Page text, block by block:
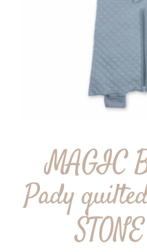
MAGIC
Pady